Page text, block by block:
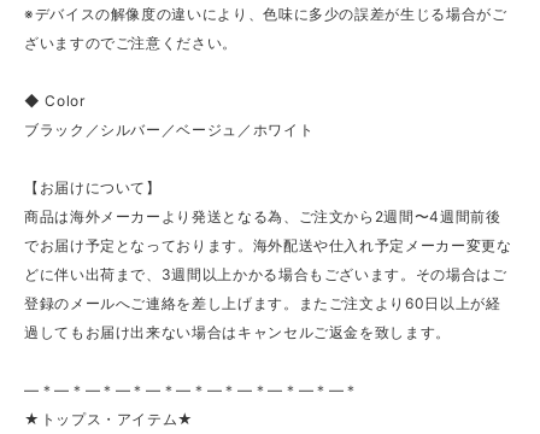
※デバイスの解像度の違いにより、色味に多少の誤差が生じる場合がご
ざいますのでご注意ください。
◆ Color
ブラック／シルバー／ベージュ／ホワイト
【お届けについて】
商品は海外メーカーより発送となる為、ご注文から2週間〜4週間前後
でお届け予定となっております。海外配送や仕入れ予定メーカー変更な
どに伴い出荷まで、3週間以上かかる場合もございます。その場合はご
登録のメールへご連絡を差し上げます。またご注文より60日以上が経
過してもお届け出来ない場合はキャンセルご返金を致します。
—＊—＊—＊—＊—＊—＊—＊—＊—＊—＊—＊
★トップス・アイテム★